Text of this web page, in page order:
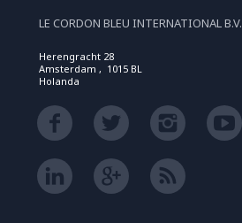
LE CORDON BLEU INTERNATIONAL B.V.
Herengracht 28
Amsterdam , 1015 BL
Holanda